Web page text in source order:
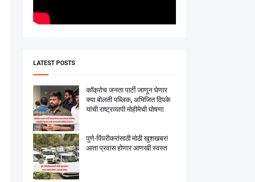
LATEST POSTS
काॅक्राेच जनता पार्टी जाणून घेणार
क्या बाेलती पब्लिक, अभिजित दिपके
यांची राष्ट्रव्यापी माेहीमेची घाेषणा
पुणे-पिंपरीकरांसाठी मोठी खुशखबर!
आता प्रवास होणार आणखी स्वस्त